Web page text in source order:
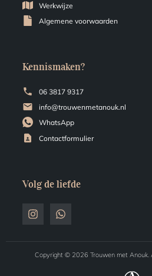
Werkwijze
Algemene voorwaarden
Kennismaken?
06 3817 9317
info@trouwenmetanouk.nl
WhatsApp
Contactformulier
Volg de liefde
Copyright © 2026 Trouwen met Anouk.